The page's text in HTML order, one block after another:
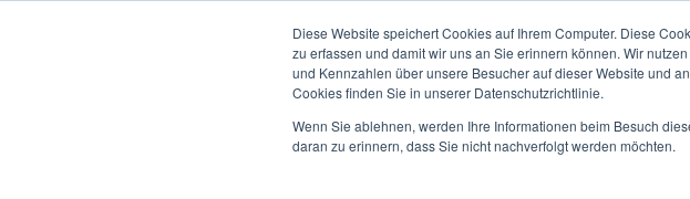
Diese Website speichert Cookies auf Ihrem Computer. Diese
zu erfassen und damit wir uns an Sie erinnern können. Wir
und Kennzahlen über unsere Besucher auf dieser Website und
Cookies finden Sie in unserer Datenschutzrichtlinie.
Wenn Sie ablehnen, werden Ihre Informationen beim Besuch
daran zu erinnern, dass Sie nicht nachverfolgt werden möchten.
Studium ↓ Deine NORDAKADEMIE ↓